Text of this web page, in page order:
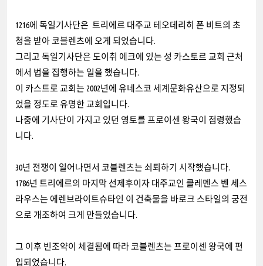
1216에 독일기사단은 트리에르 대주교 테오데리히 폰 비트의 초
청을 받아 코블렌츠에 오게 되었습니다.
그리고 독일기사단은 도이취 에크에 있는 성 카스토르 교회 근처
에서 법을 집행하는 일을 했습니다.
이 카스트로 교회는 2002년에 유네스코 세계문화유산으로 지정되
었을 정도로 유명한 교회입니다.
나중에 기사단이 가지고 있던 영토를 프로이센 왕국이 점령했습
니다.
30년 전쟁이 일어나면서 코블렌츠는 쇠퇴하기 시작했습니다.
1786년 트리에르의 마지막 선제후이자 대주교인 클레멘스 벤 세스
라우스는 에렌브라이트슈타인 이 건축물을 바로크 스타일의 궁전
으로 개조하여 크게 만들었습니다.
그 이후 빈조약이 체결됨에 따라 코블렌츠는 프로이센 왕국에 편
입되었습니다.